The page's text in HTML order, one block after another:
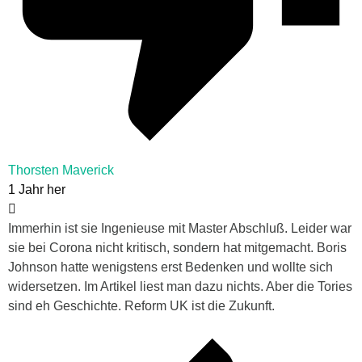
Thorsten Maverick
1 Jahr her
Immerhin ist sie Ingenieuse mit Master Abschluß. Leider war
sie bei Corona nicht kritisch, sondern hat mitgemacht. Boris
Johnson hatte wenigstens erst Bedenken und wollte sich
widersetzen. Im Artikel liest man dazu nichts. Aber die Tories
sind eh Geschichte. Reform UK ist die Zukunft.